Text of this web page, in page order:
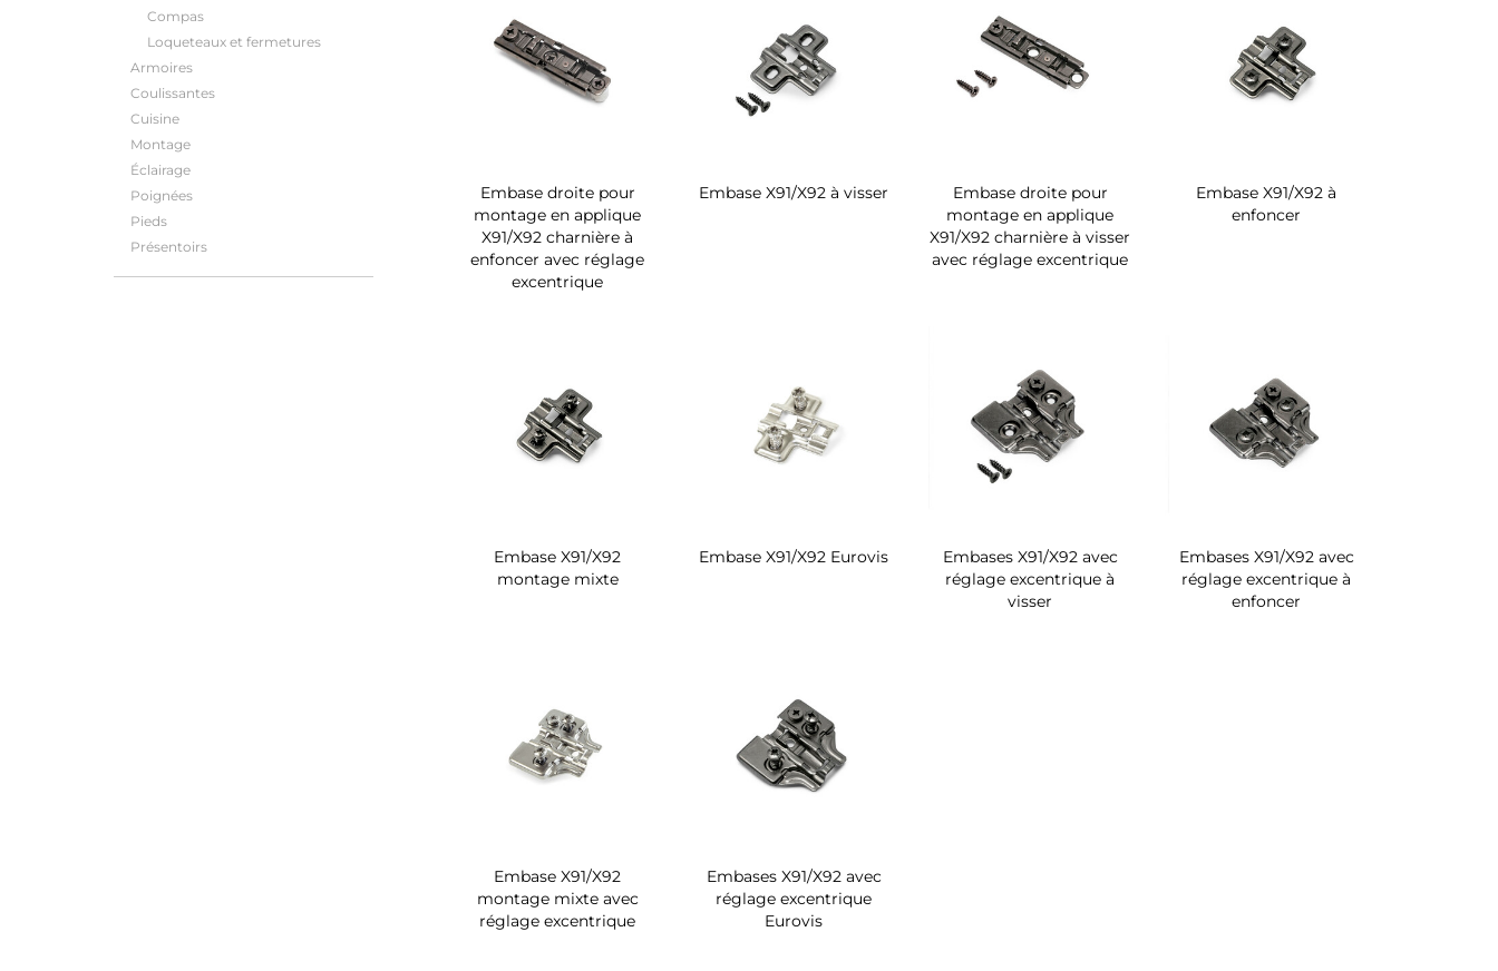
Compas
Loqueteaux et fermetures
Armoires
Coulissantes
Cuisine
Montage
Éclairage
Poignées
Pieds
Présentoirs
Embase droite pour
montage en applique
X91/X92 charnière à
enfoncer avec réglage
excentrique
Embase X91/X92 à visser
Embase droite pour
montage en applique
X91/X92 charnière à visser
avec réglage excentrique
Embase X91/X92 à
enfoncer
Embase X91/X92
montage mixte
Embase X91/X92 Eurovis
Embases X91/X92 avec
réglage excentrique à
visser
Embases X91/X92 avec
réglage excentrique à
enfoncer
Embase X91/X92
montage mixte avec
réglage excentrique
Embases X91/X92 avec
réglage excentrique
Eurovis